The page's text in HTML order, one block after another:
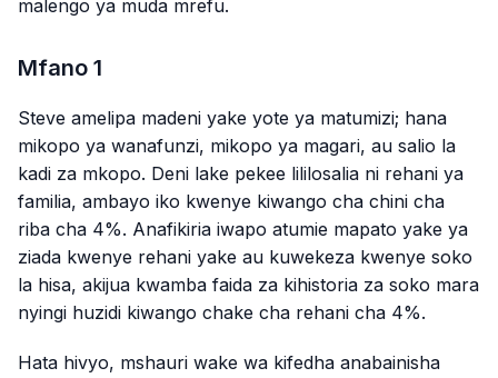
malengo ya muda mrefu.
Mfano 1
Steve amelipa madeni yake yote ya matumizi; hana
mikopo ya wanafunzi, mikopo ya magari, au salio la
kadi za mkopo. Deni lake pekee lililosalia ni rehani ya
familia, ambayo iko kwenye kiwango cha chini cha
riba cha 4%. Anafikiria iwapo atumie mapato yake ya
ziada kwenye rehani yake au kuwekeza kwenye soko
la hisa, akijua kwamba faida za kihistoria za soko mara
nyingi huzidi kiwango chake cha rehani cha 4%.
Hata hivyo, mshauri wake wa kifedha anabainisha